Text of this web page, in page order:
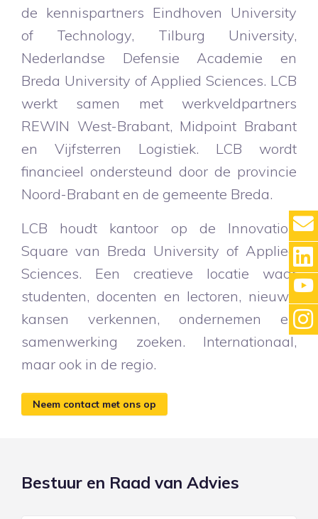
de kennispartners Eindhoven University
of Technology, Tilburg University,
Nederlandse Defensie Academie en
Breda University of Applied Sciences. LCB
werkt samen met werkveldpartners
REWIN West-Brabant, Midpoint Brabant
en Vijfsterren Logistiek. LCB wordt
financieel ondersteund door de provincie
Noord-Brabant en de gemeente Breda.
LCB houdt kantoor op de Innovation
Square van Breda University of Applied
Sciences. Een creatieve locatie waar
studenten, docenten en lectoren, nieuwe
kansen verkennen, ondernemen en
samenwerking zoeken. Internationaal,
maar ook in de regio.
Neem contact met ons op
Bestuur en Raad van Advies